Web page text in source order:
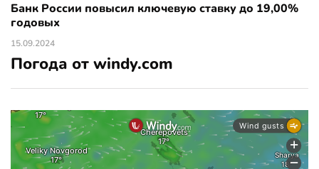
Банк России повысил ключевую ставку до 19,00%
годовых
15.09.2024
Погода от windy.com